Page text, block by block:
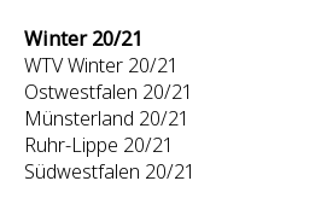
Winter 20/21
WTV Winter 20/21
Ostwestfalen 20/21
Münsterland 20/21
Ruhr-Lippe 20/21
Südwestfalen 20/21